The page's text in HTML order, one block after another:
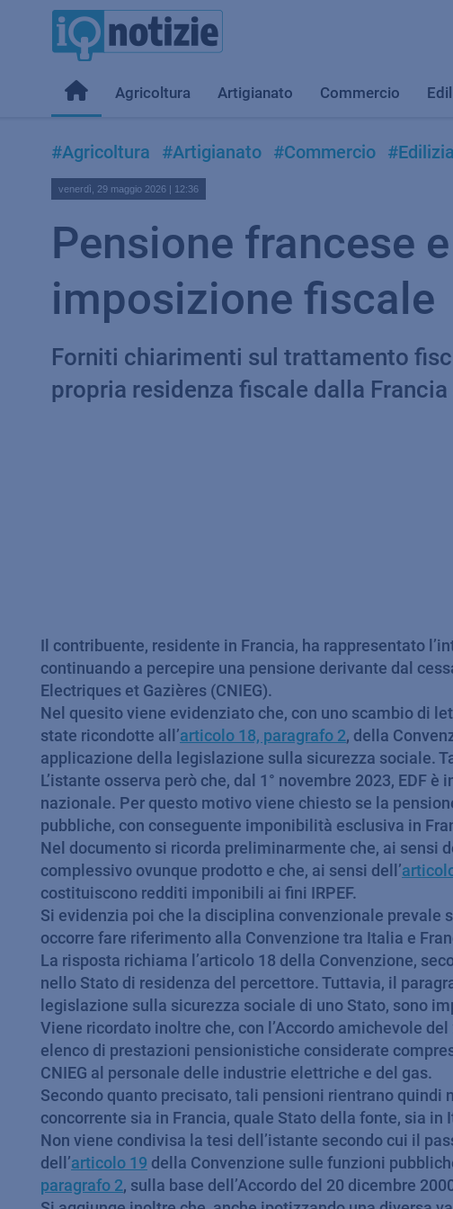
Agricoltura Artigianato Commercio
#Agricoltura #Artigianato #Commercio #Edilizia
venerdì, 29 maggio 2026 | 12:36
Pensione francese
imposizione fiscale
Forniti chiarimenti sul trattamento
propria residenza fiscale dalla
Il contribuente, residente in Francia, ha rappresentato
continuando a percepire una pensione derivante dal
Electriques et Gazières (CNIEG).
Nel quesito viene evidenziato che, con uno scambio di
state ricondotte all’articolo 18, paragrafo 2, della
applicazione della legislazione sulla sicurezza sociale.
L’istante osserva però che, dal 1° novembre 2023,
nazionale. Per questo motivo viene chiesto se la
pubbliche, con conseguente imponibilità esclusiva in
Nel documento si ricorda preliminarmente che, ai sensi
complessivo ovunque prodotto e che, ai sensi dell’
costituiscono redditi imponibili ai fini IRPEF.
Si evidenzia poi che la disciplina convenzionale
occorre fare riferimento alla Convenzione tra Italia e
La risposta richiama l’articolo 18 della Convenzione,
nello Stato di residenza del percettore. Tuttavia, il
legislazione sulla sicurezza sociale di uno Stato, sono
Viene ricordato inoltre che, con l’Accordo amichevole
elenco di prestazioni pensionistiche considerate
CNIEG al personale delle industrie elettriche e del gas.
Secondo quanto precisato, tali pensioni rientrano quindi
concorrente sia in Francia, quale Stato della fonte, sia
Non viene condivisa la tesi dell’istante secondo cui il
dell’articolo 19 della Convenzione sulle funzioni
paragrafo 2, sulla base dell’Accordo del 20 dicembre